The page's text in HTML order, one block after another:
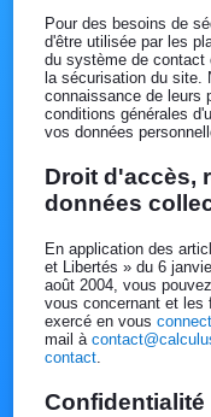
Pour des besoins de
d'être utilisée par les
du système de contact
la sécurisation du site.
connaissance de leurs
conditions générales
vos données
Droit d'accès,
données
En application des
et Libertés » du 6
août 2004, vous
vous concernant et les
exercé en vous
mail à
contact.
Confidentialité